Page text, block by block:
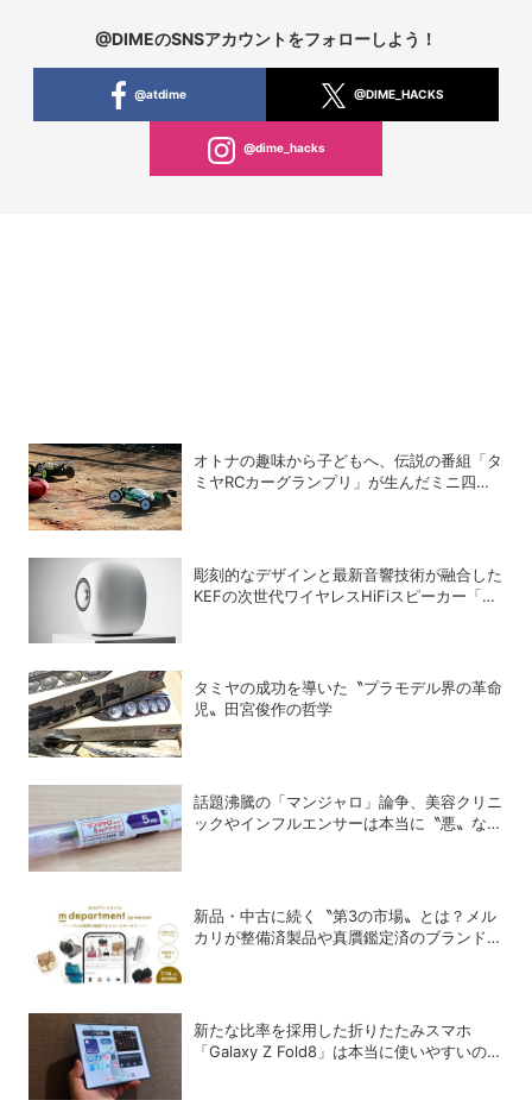
@DIMEのSNSアカウントをフォローしよう！
@atdime @DIME_HACKS
@dime_hacks
オトナの趣味から子どもへ、伝説の番組「タ
ミヤRCカーグランプリ」が生んだミニ四駆
彫刻的なデザインと最新音響技術が融合した
KEFの次世代ワイヤレスHiFiスピーカー「LS
タミヤの成功を導いた〝プラモデル界の革命
児〟田宮俊作の哲学
話題沸騰の「マンジャロ」論争、美容クリニ
ックやインフルエンサーは本当に〝悪〟なの
新品・中古に続く〝第3の市場〟とは？メル
カリが整備済製品や真贋鑑定済のブランド品
新たな比率を採用した折りたたみスマホ
「Galaxy Z Fold8」は本当に使いやすいの